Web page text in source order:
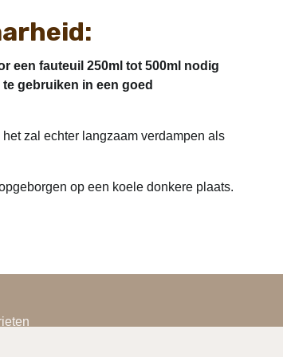
een fauteuil 250ml tot 500ml nodig
gebruiken in een goed
zal echter langzaam verdampen als
op een koele donkere plaats.